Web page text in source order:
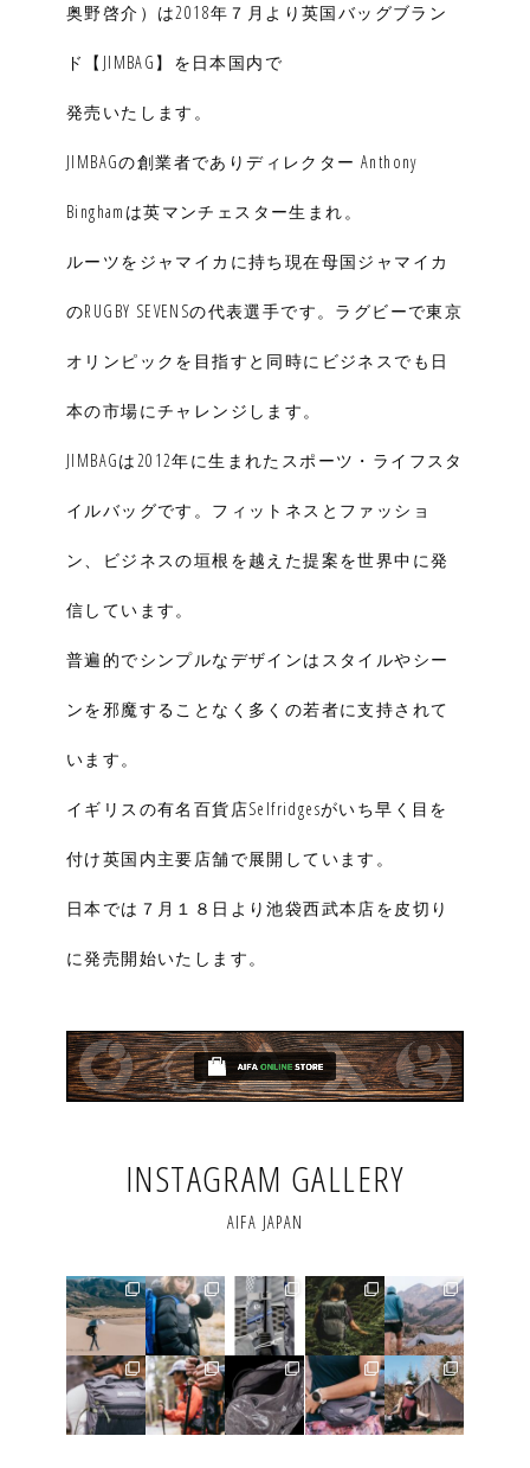
奥野啓介）は2018年７月より英国バッグブラン
ド【JIMBAG】を日本国内で
発売いたします。
JIMBAGの創業者でありディレクター Anthony
Binghamは英マンチェスター生まれ。
ルーツをジャマイカに持ち現在母国ジャマイカ
のRUGBY SEVENSの代表選手です。ラグビーで東京
オリンピックを目指すと同時にビジネスでも日
本の市場にチャレンジします。
JIMBAGは2012年に生まれたスポーツ・ライフスタ
イルバッグです。フィットネスとファッショ
ン、ビジネスの垣根を越えた提案を世界中に発
信しています。
普遍的でシンプルなデザインはスタイルやシー
ンを邪魔することなく多くの若者に支持されて
います。
イギリスの有名百貨店Selfridgesがいち早く目を
付け英国内主要店舗で展開しています。
日本では７月１８日より池袋西武本店を皮切り
に発売開始いたします。
INSTAGRAM GALLERY
AIFA JAPAN